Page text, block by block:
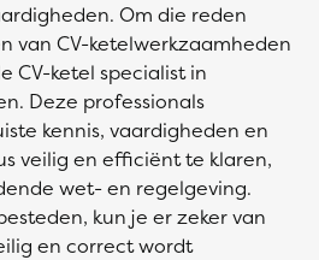
Om die reden
van CV-ketelwerkzaamheden
CV-ketel specialist in
Deze professionals
kennis, vaardigheden en
veilig en efficiënt te klaren,
wet- en regelgeving.
kun je er zeker van
en correct wordt